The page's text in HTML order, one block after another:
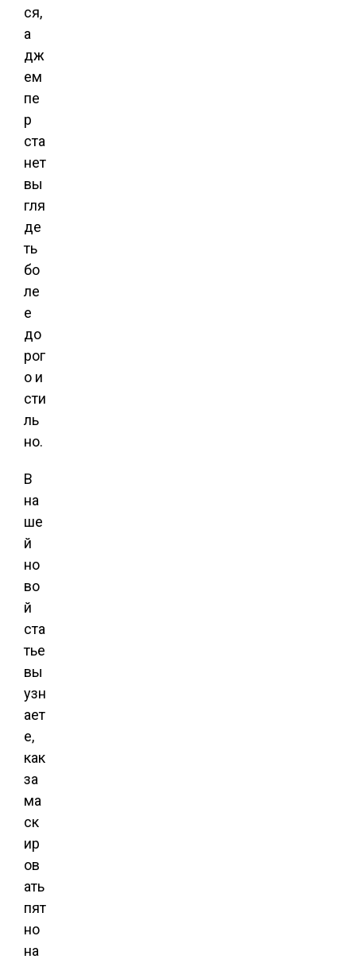
ся,
а
дж
ем
пе
р
ста
нет
вы
гля
де
ть
бо
ле
е
до
рог
о и
сти
ль
но.
В
на
ше
й
но
во
й
ста
тье
вы
узн
ает
е,
как
за
ма
ск
ир
ов
ать
пят
но
на